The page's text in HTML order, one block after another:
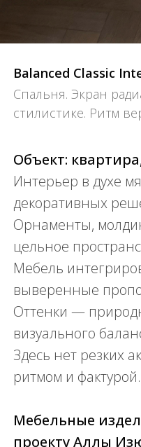
Balanced Classic
Спальня. Экран
стилистике. Ритм
Объект:
Интерьер в духе
декоративных
Орнаменты,
цельное
Мебель
выверенные
Оттенки —
визуального
Здесь нет резких
ритмом и фактурой.
Мебельные
проекту Аллы